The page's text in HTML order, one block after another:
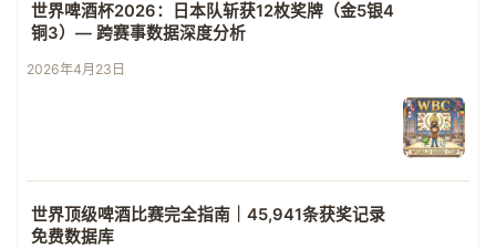
世界啤酒杯2026：日本队斩获12枚奖牌（金5银4
铜3）— 跨赛事数据深度分析
2026年4月23日
世界顶级啤酒比赛完全指南｜45,941条获奖记录
免费数据库